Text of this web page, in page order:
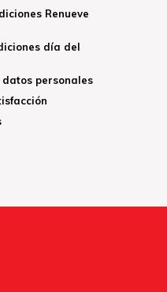
Renueve
día del
datos personales